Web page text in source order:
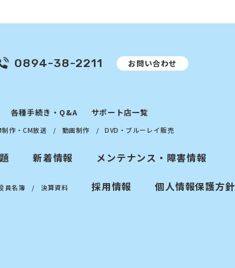
0894-38-2211 お問い合わせ
各種手続き・Q&A
サポート店一覧
制作・CM放送 動画制作 DVD・ブルーレイ販売
新着情報 メンテナンス・障害情報
員名簿 決算資料 採用情報 個人情報保護方針